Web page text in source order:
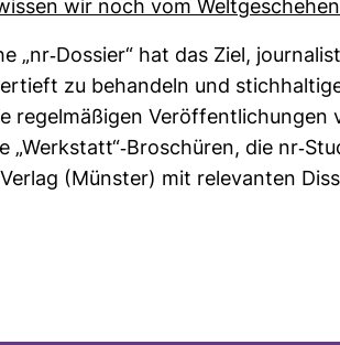
wir noch vom
„nr-​Dos­sier“ hat das Ziel,
zu behan­deln und
regel­mä­ßigen Ver­öf­fent­li­chungen
„Werk­statt“-​Bro­schüren, die nr-​
(Münster) mit rele­vanten